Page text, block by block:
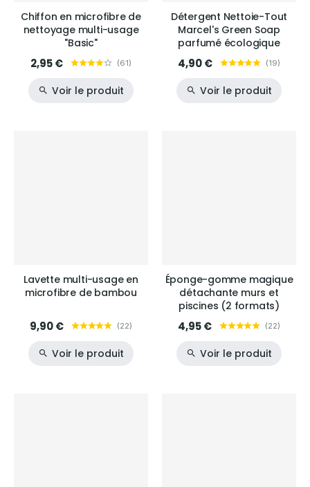
Chiffon en microfibre de
nettoyage multi-usage
"Basic"
2,95 € (61)
Voir le produit
Détergent Nettoie-Tout
Marcel's Green Soap
parfumé écologique
4,90 € (19)
Voir le produit
Lavette multi-usage en
microfibre de bambou
9,90 € (22)
Voir le produit
Éponge-gomme magique
détachante murs et
piscines (2 formats)
4,95 € (22)
Voir le produit